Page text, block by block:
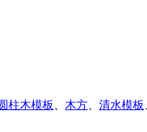
柱木模板 木方 清水模板